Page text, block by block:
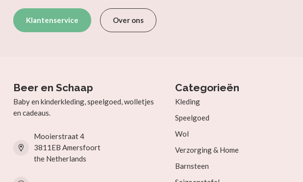
Klantenservice Over ons
Beer en Schaap
Baby en kinderkleding, speelgoed, wolletjes
en cadeaus.
Mooierstraat 4
3811EB Amersfoort
the Netherlands
Categorieën
Kleding
Speelgoed
Wol
Verzorging & Home
Barnsteen